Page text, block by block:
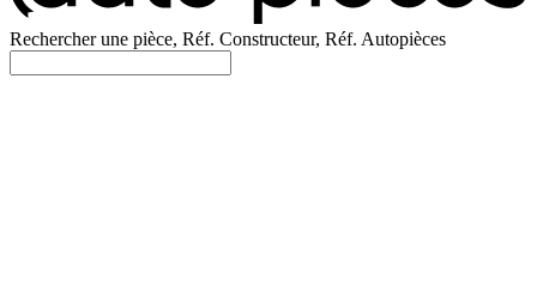
Rechercher une pièce, Réf. Constructeur, Réf. Autopièces